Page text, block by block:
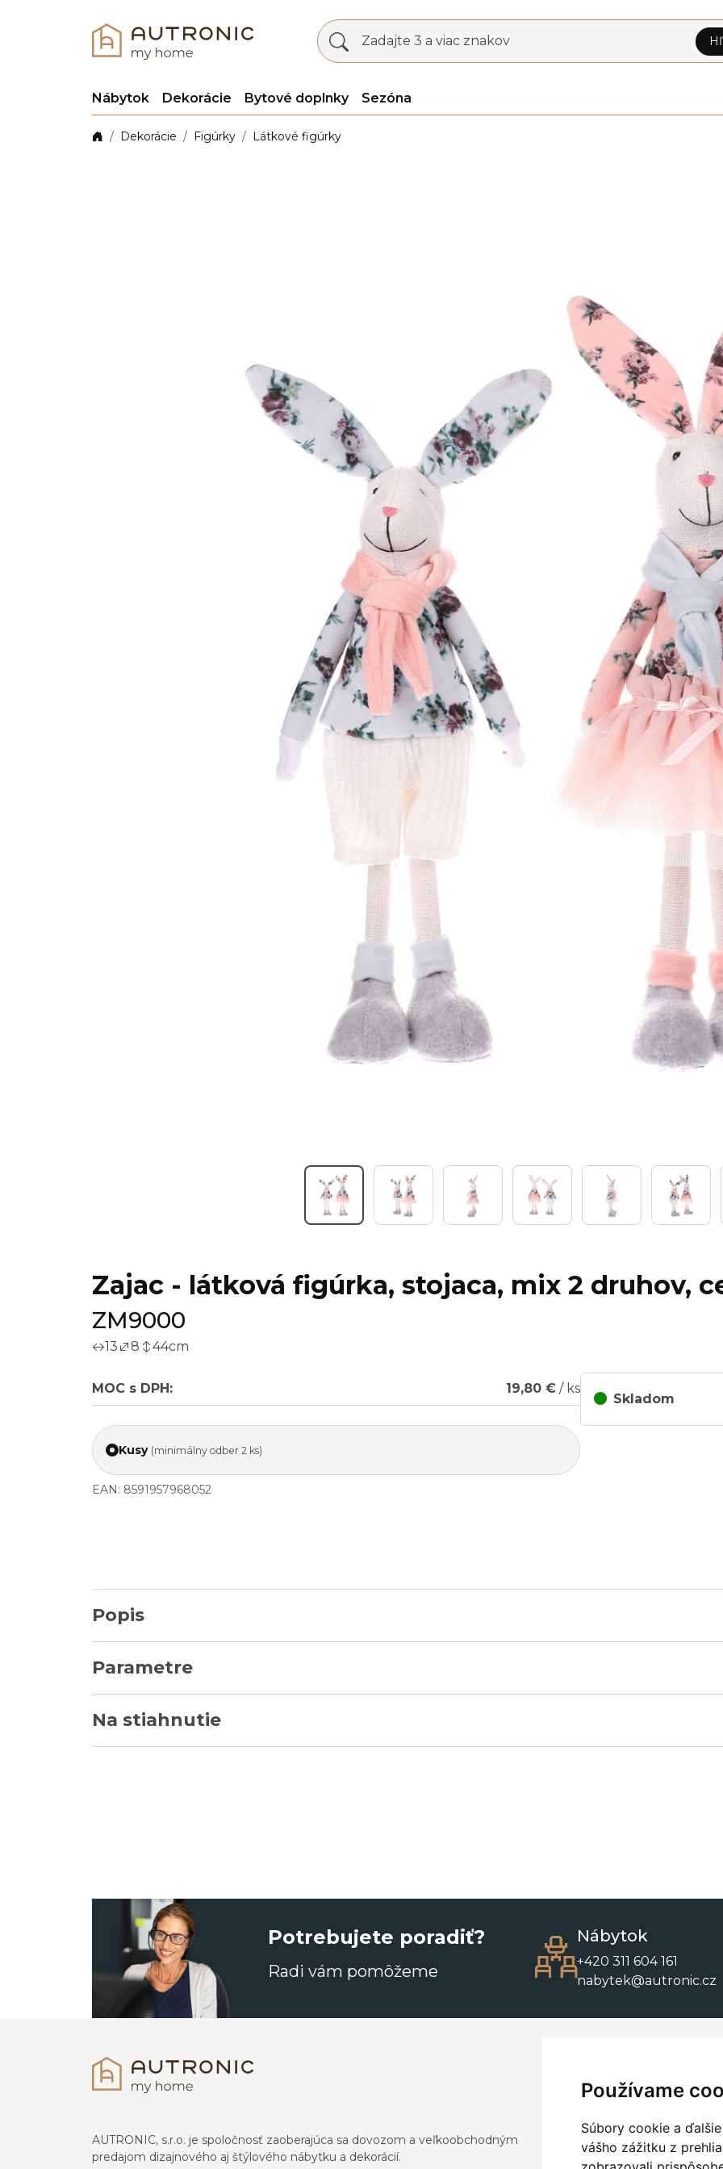
Používame
Súbory cookie a
vášho zážitku z
Zadajte 3 a viac znakov
Nábytok Dekorácie Bytové doplnky Sezóna
Dekorácie Figúrky Látkové figúrky
Zajac - látková figúrka, stojaca, mix 2 druhov,
ZM9000
13 8 44cm
MOC s DPH: 19,80 € / ks
Kusy (minimálny odber 2 ks)
EAN: 8591957968052
Skladom
Popis
Parametre
Na stiahnutie
Potrebujete poradiť?
Radi vám pomôžeme
Nábytok
+420 311 604 161
nabytek@autronic.cz
AUTRONIC, s.r.o. je spoločnosť zaoberajúca sa dovozom a veľkoobchodným
predajom dizajnového aj štýlového nábytku a dekorácií.